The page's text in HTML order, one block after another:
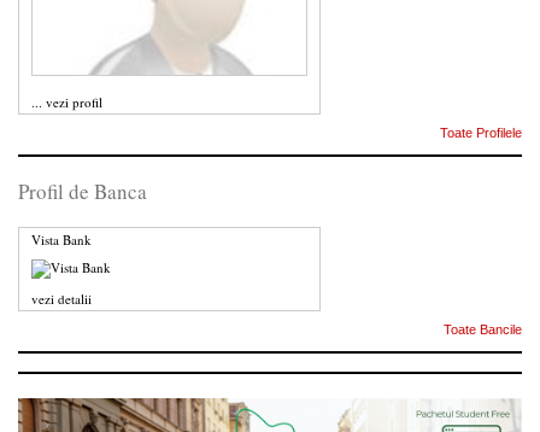
... vezi profil
Toate Profilele
Profil de Banca
Vista Bank
vezi detalii
Toate Bancile